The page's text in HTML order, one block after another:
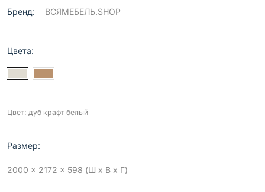
Бренд: ВСЯМЕБЕЛЬ.SHOP
Цвета:
Цвет: дуб крафт белый
Размер:
2000 x 2172 x 598 (Ш x В x Г)